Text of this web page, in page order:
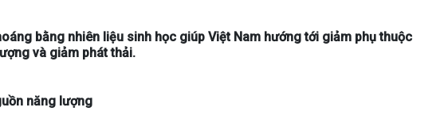
bằng nhiên liệu sinh học giúp Việt Nam hướng tới giảm phụ thuộc
và giảm phát thải.
năng lượng